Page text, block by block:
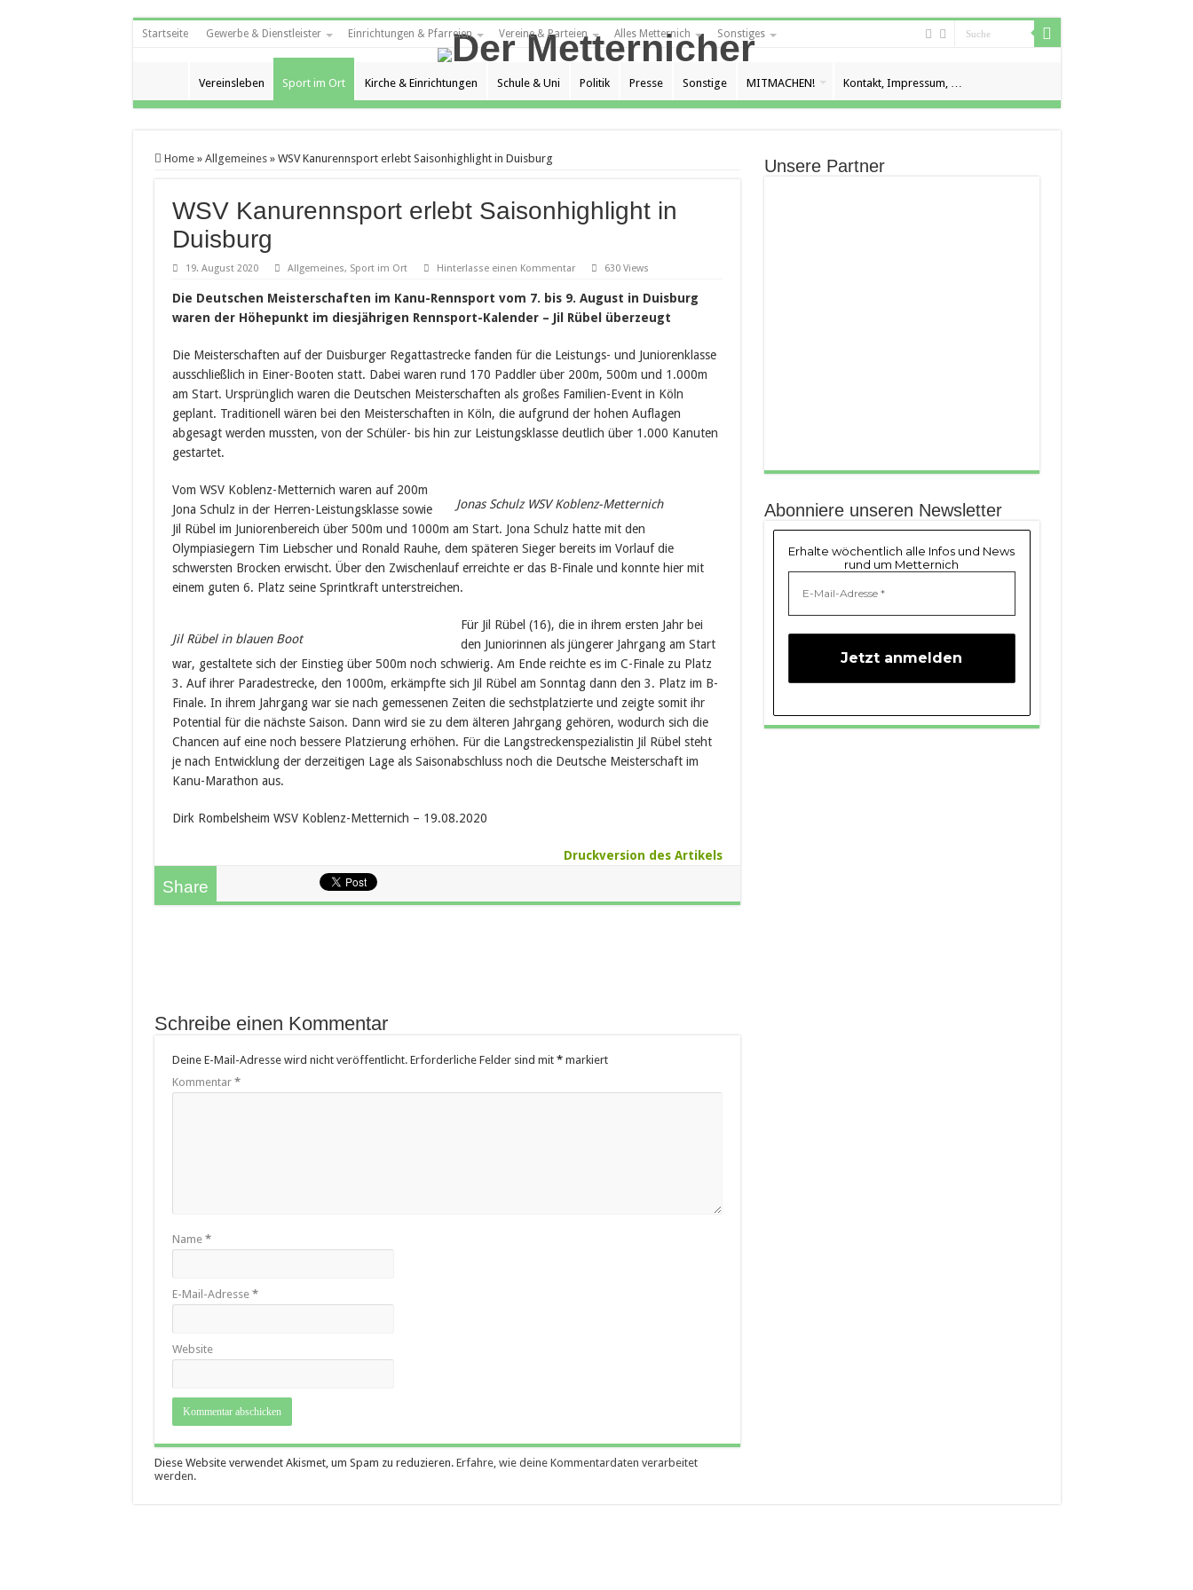
Startseite Gewerbe & Dienstleister Einrichtungen & Pfarreien Vereine & Parteien Alles Metternich Sonstiges
Vereinsleben Sport im Ort Kirche & Einrichtungen Schule & Uni Politik Presse Sonstige MITMACHEN! Kontakt, Impressum, …
Home » Allgemeines » WSV Kanurennsport erlebt Saisonhighlight in Duisburg
WSV Kanurennsport erlebt Saisonhighlight in
Duisburg
19. August 2020 Allgemeines, Sport im Ort Hinterlasse einen Kommentar 630 Views
Die Deutschen Meisterschaften im Kanu-Rennsport vom 7. bis 9. August in Duisburg
waren der Höhepunkt im diesjährigen Rennsport-Kalender – Jil Rübel überzeugt
Die Meisterschaften auf der Duisburger Regattastrecke fanden für die Leistungs- und Juniorenklasse
ausschließlich in Einer-Booten statt. Dabei waren rund 170 Paddler über 200m, 500m und 1.000m
am Start. Ursprünglich waren die Deutschen Meisterschaften als großes Familien-Event in Köln
geplant. Traditionell wären bei den Meisterschaften in Köln, die aufgrund der hohen Auflagen
abgesagt werden mussten, von der Schüler- bis hin zur Leistungsklasse deutlich über 1.000 Kanuten
gestartet.
Jonas Schulz WSV Koblenz-Metternich
Vom WSV Koblenz-Metternich waren auf 200m
Jona Schulz in der Herren-Leistungsklasse sowie
Jil Rübel im Juniorenbereich über 500m und 1000m am Start. Jona Schulz hatte mit den
Olympiasiegern Tim Liebscher und Ronald Rauhe, dem späteren Sieger bereits im Vorlauf die
schwersten Brocken erwischt. Über den Zwischenlauf erreichte er das B-Finale und konnte hier mit
einem guten 6. Platz seine Sprintkraft unterstreichen.
Jil Rübel in blauen Boot
Für Jil Rübel (16), die in ihrem ersten Jahr bei
den Juniorinnen als jüngerer Jahrgang am Start
war, gestaltete sich der Einstieg über 500m noch schwierig. Am Ende reichte es im C-Finale zu Platz
3. Auf ihrer Paradestrecke, den 1000m, erkämpfte sich Jil Rübel am Sonntag dann den 3. Platz im B-
Finale. In ihrem Jahrgang war sie nach gemessenen Zeiten die sechstplatzierte und zeigte somit ihr
Potential für die nächste Saison. Dann wird sie zu dem älteren Jahrgang gehören, wodurch sich die
Chancen auf eine noch bessere Platzierung erhöhen. Für die Langstreckenspezialistin Jil Rübel steht
je nach Entwicklung der derzeitigen Lage als Saisonabschluss noch die Deutsche Meisterschaft im
Kanu-Marathon aus.
Dirk Rombelsheim WSV Koblenz-Metternich – 19.08.2020
Druckversion des Artikels
Share
Schreibe einen Kommentar
Deine E-Mail-Adresse wird nicht veröffentlicht. Erforderliche Felder sind mit *markiert
Kommentar *
Name *
E-Mail-Adresse *
Website
Diese Website verwendet Akismet, um Spam zu reduzieren. Erfahre, wie deine Kommentardaten verarbeitet
werden.
Unsere Partner
Abonniere unseren Newsletter
Erhalte wöchentlich alle Infos und News
rund um Metternich